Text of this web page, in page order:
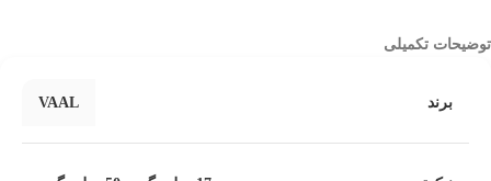
توضیحات تکمیلی
برند VAAL